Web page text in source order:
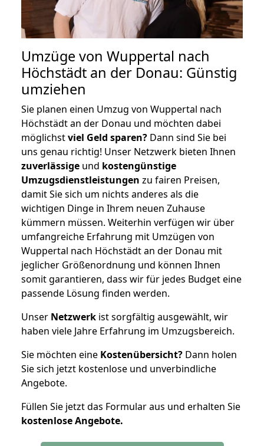
Umzüge von Wuppertal nach
Höchstädt an der Donau: Günstig
umziehen
Sie planen einen Umzug von Wuppertal nach
Höchstädt an der Donau und möchten dabei
möglichstviel Geld sparen? Dann sind Sie bei
uns genau richtig! Unser Netzwerk bieten Ihnen
zuverlässige und kostengünstige
Umzugsdienstleistungen zu fairen Preisen,
damit Sie sich um nichts anderes als die
wichtigen Dinge in Ihrem neuen Zuhause
kümmern müssen. Weiterhin verfügen wir über
umfangreiche Erfahrung mit Umzügen von
Wuppertal nach Höchstädt an der Donau mit
jeglicher Größenordnung und können Ihnen
somit garantieren, dass wir für jedes Budget eine
passende Lösung finden werden.
Unser Netzwerk ist sorgfältig ausgewählt, wir
haben viele Jahre Erfahrung im Umzugsbereich.
Sie möchten eine Kostenübersicht? Dann holen
Sie sich jetzt kostenlose und unverbindliche
Angebote.
Füllen Sie jetzt das Formular aus und erhalten Sie
kostenloseAngebote.